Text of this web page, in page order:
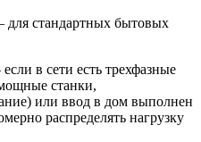
для стандартных бытовых
если в сети есть трехфазные
станки,
или ввод в дом выполнен
распределять нагрузку